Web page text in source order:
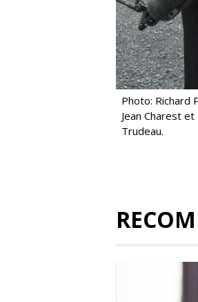
Photo: Richard
Jean Charest
Trudeau.